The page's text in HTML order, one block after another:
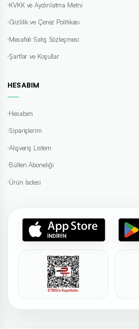
KVKK ve Aydınlatma Metni
Gizlilik ve Çerez Politikası
Mesafeli Satış Sözleşmesi
Şartlar ve Koşullar
HESABIM
Hesabım
Siparişlerim
Alışveriş Listem
Bülten Aboneliği
Ürün İadesi